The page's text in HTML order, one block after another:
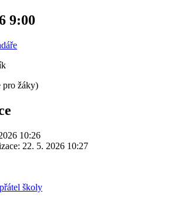
9:00
pro žáky)
10:26
22. 5. 2026 10:27
školy